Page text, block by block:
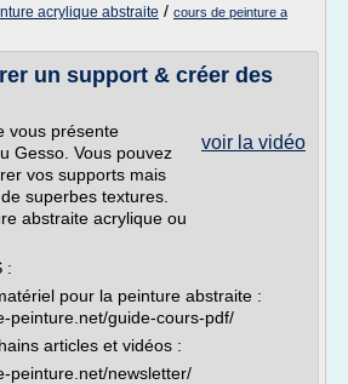
acrylique abstraite / cours de peinture a
un support & créer des
voir la vidéo
vous présente
Gesso. Vous pouvez
vos supports mais
superbes textures.
abstraite acrylique ou
:
pour la peinture abstraite :
peinture.net/guide-cours-pdf/
articles et vidéos :
peinture.net/newsletter/